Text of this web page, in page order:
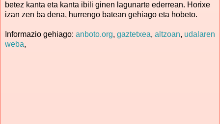
betez kanta eta kanta ibili ginen lagunarte ederrean. Horixe
izan zen ba dena, hurrengo batean gehiago eta hobeto.
Informazio gehiago: anboto.org, gaztetxea, altzoan, udalaren
weba,